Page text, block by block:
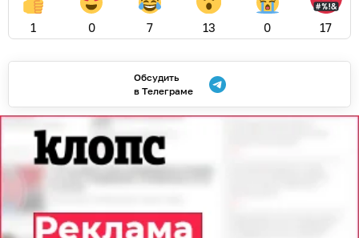
1 0 7 13 0 17
Обсудить
в Телеграме